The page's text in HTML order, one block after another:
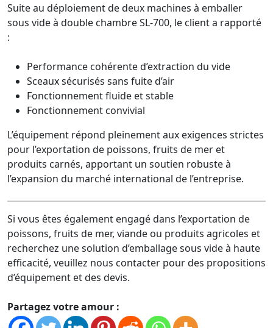
Suite au déploiement de deux machines à emballer
sous vide à double chambre SL-700, le client a rapporté
:
Performance cohérente d’extraction du vide
Sceaux sécurisés sans fuite d’air
Fonctionnement fluide et stable
Fonctionnement convivial
L’équipement répond pleinement aux exigences strictes
pour l’exportation de poissons, fruits de mer et
produits carnés, apportant un soutien robuste à
l’expansion du marché international de l’entreprise.
Si vous êtes également engagé dans l’exportation de
poissons, fruits de mer, viande ou produits agricoles et
recherchez une solution d’emballage sous vide à haute
efficacité, veuillez nous contacter pour des propositions
d’équipement et des devis.
Partagez votre amour :